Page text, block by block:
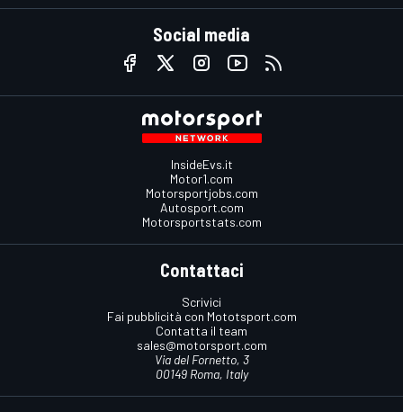
Social media
InsideEvs.it
Motor1.com
Motorsportjobs.com
Autosport.com
Motorsportstats.com
Contattaci
Scrivici
Fai pubblicità con Mototsport.com
Contatta il team
sales@motorsport.com
Via del Fornetto, 3
00149 Roma, Italy